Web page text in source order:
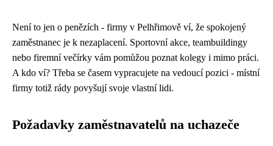
Není to jen o penězích - firmy v Pelhřimově ví, že spokojený
zaměstnanec je k nezaplacení. Sportovní akce, teambuildingy
nebo firemní večírky vám pomůžou poznat kolegy i mimo práci.
A kdo ví? Třeba se časem vypracujete na vedoucí pozici - místní
firmy totiž rády povyšují svoje vlastní lidi.
Požadavky zaměstnavatelů na uchazeče